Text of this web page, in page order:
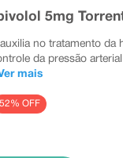
5mg
no tratamento da
da pressão
mais
52% OFF